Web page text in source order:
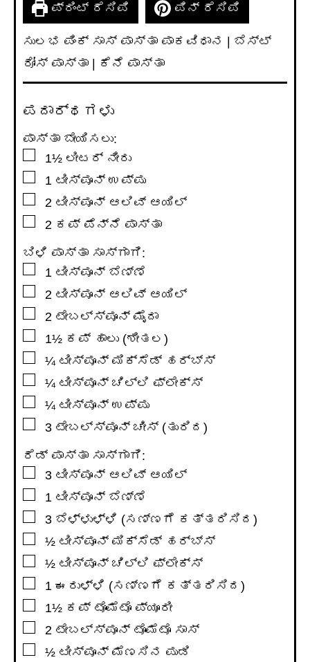
ಪ್ರಿಂಟ್ ರೆಸಿಪಿ ಪಿನ್ ರೆಸಿಪಿ
ಸುಲಭ ಪಿಂಕ್ ಸಾಸ್ ಪಾಸ್ತಾ ಪಾಕವಿಧಾನ | ಬೆಸ್ಟ್
ರೋಸ್ ಪಾಸ್ತಾ | ಕೆನೆ ಪಾಸ್ತಾ
ಪದಾರ್ಥಗಳು
ಪಾಸ್ತಾ ಬೇಯಿಸಲು:
▢1½ ಲೀಟರ್ ನೀರು
▢1 ಟೀಸ್ಪೂನ್ ಉಪ್ಪು
▢2 ಟೀಸ್ಪೂನ್ ಆಲಿವ್ ಆಯಿಲ್
▢2 ಕಪ್ ಪೆನ್ನೆ ಪಾಸ್ತಾ
ಬಿಳಿ ಪಾಸ್ತಾ ಸಾಸ್ಗಾಗಿ:
▢1 ಟೀಸ್ಪೂನ್ ಬೆಣ್ಣೆ
▢2 ಟೀಸ್ಪೂನ್ ಆಲಿವ್ ಆಯಿಲ್
▢2 ಟೇಬಲ್ಸ್ಪೂನ್ ಮೈದಾ
▢1½ ಕಪ್ ಹಾಲು (ಶೀತಲ)
▢¼ ಟೀಸ್ಪೂನ್ ಮಿಕ್ಸೆಡ್ ಹರ್ಬ್ಸ್
▢¼ ಟೀಸ್ಪೂನ್ ಚಿಲ್ಲಿ ಫ್ಲೇಕ್ಸ್
▢¼ ಟೀಸ್ಪೂನ್ ಉಪ್ಪು
▢3 ಟೇಬಲ್ಸ್ಪೂನ್ ಚೀಸ್ (ತುರಿದ)
ರೆಡ್ ಪಾಸ್ತಾ ಸಾಸ್ಗಾಗಿ:
▢3 ಟೀಸ್ಪೂನ್ ಆಲಿವ್ ಆಯಿಲ್
▢1 ಟೀಸ್ಪೂನ್ ಬೆಣ್ಣೆ
▢3 ಬೆಳ್ಳುಳ್ಳಿ (ಸಣ್ಣಗೆ ಕತ್ತರಿಸಿದ)
▢½ ಟೀಸ್ಪೂನ್ ಮಿಕ್ಸೆಡ್ ಹರ್ಬ್ಸ್
▢½ ಟೀಸ್ಪೂನ್ ಚಿಲ್ಲಿ ಫ್ಲೇಕ್ಸ್
▢1 ಈರುಳ್ಳಿ (ಸಣ್ಣಗೆ ಕತ್ತರಿಸಿದ)
▢1½ ಕಪ್ ಟೊಮೆಟೊ ಪ್ಯೂರೀ
▢2 ಟೇಬಲ್ಸ್ಪೂನ್ ಟೊಮೆಟೊ ಸಾಸ್
▢½ ಟೀಸ್ಪೂನ್ ಮೆಣಸಿನ ಪುಡಿ